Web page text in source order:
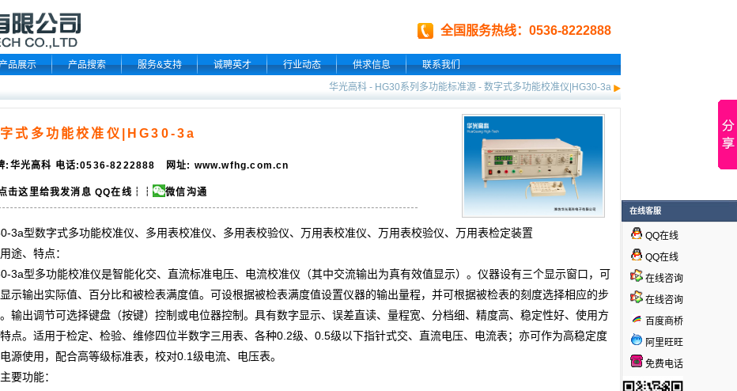
全国服务热线：0536-8222888
品展示 产品搜索 服务&支持 诚聘英才 行业动态 供求信息
联系我们
华光高科 - HG30系列多功能标准源 - 数字式多功能校准仪|HG30-3a
式多功能校准仪|HG30-3a
:华光高科 电话:0536-8222888 网址: www.wfhg.com.cn
QQ在线 ┆┆ 微信沟通
3a型数字式多功能校准仪、 多用表校准仪、 多用表校验仪、 万用表校准仪、 万用表校验仪、 万用表检定装置
途、特点：
3a型多功能校准仪是智能化交、直流标准电压、电流校准仪（其中交流输出为真有效值显示）。仪器设有三个显示窗口，可
示输出实际值、百分比和被检表满度值。可设根据被检表满度值设置仪器的输出量程，并可根据被检表的刻度选择相应的步
输出调节可选择键盘 （按键）控制或电位器控制。具有数字显示、误差直读、 量程宽、分档细、精度高、稳定性好、使用方
点。适用于检定、检验、维修四位半数字三用表、各种0.2级、0.5级以下指针式交、直流电压、电流表；亦可作为高稳定度
源使用，配合高等级标准表，校对0.1级电流、电压表。
要功能：
在线客服
QQ在线
QQ在线
在线咨询
在线咨询
百度商桥
阿里旺旺
免费电话